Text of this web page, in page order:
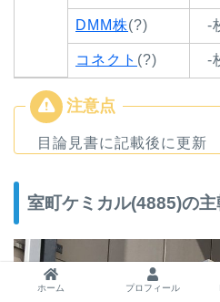
DMM株(?) -
コネクト (?) -
目論見書に記載後に更新
室町ケミカル(4885)の主
ホーム プロフィール